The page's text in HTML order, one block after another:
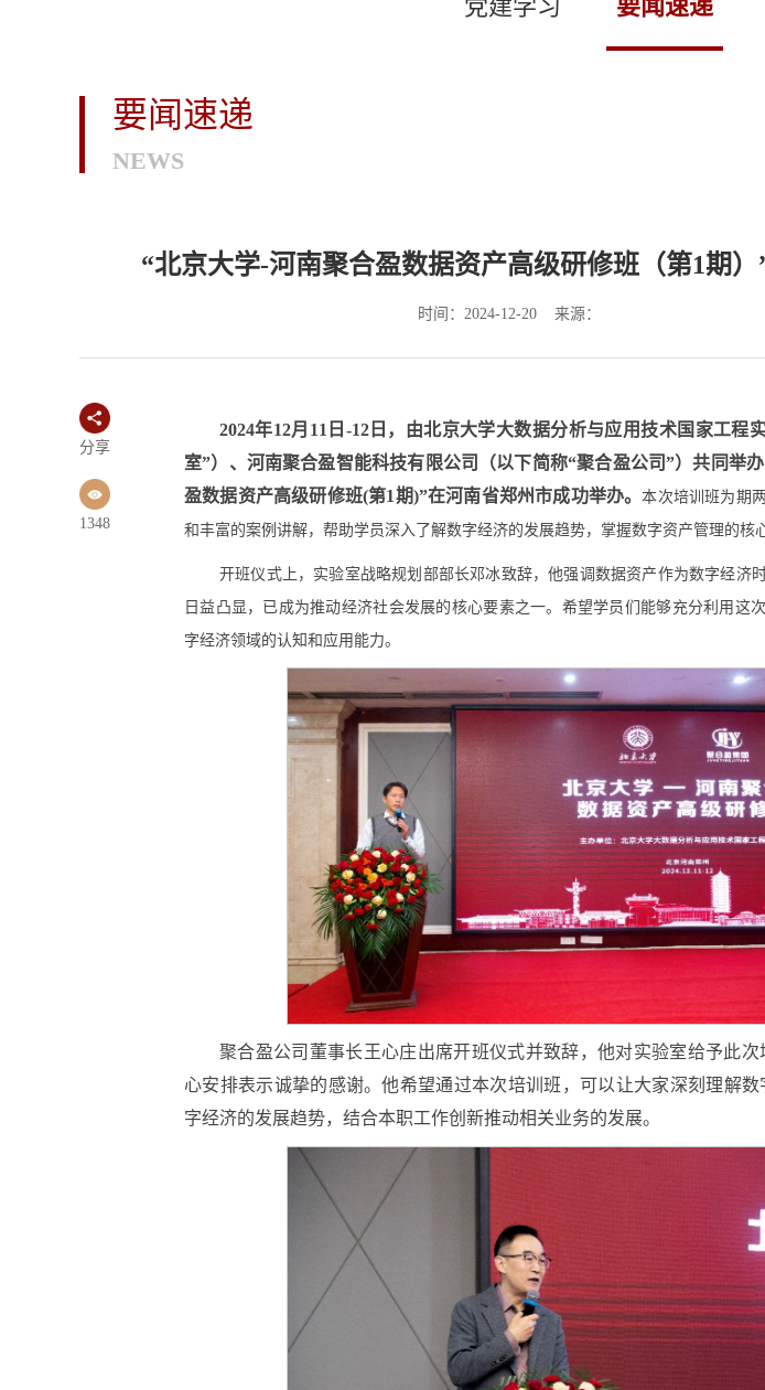
党建学习 要闻速递
要闻速递
NEWS
“北京大学-河南聚合盈数据资产高级研修班（第1期
时间：2024-12-20 来源：
分享
1348
2024年12月11日-12日，由北京大学大数据分析与应用技术国家工程
室”）、河南聚合盈智能科技有限公司（以下简称“聚合盈公司”）共同举
盈数据资产高级研修班(第1期)”在河南省郑州市成功举办。本次培训班为期
和丰富的案例讲解，帮助学员深入了解数字经济的发展趋势，掌握数字资产管理的核
开班仪式上，实验室战略规划部部长邓冰致辞，他强调数据资产作为数字经济
日益凸显，已成为推动经济社会发展的核心要素之一。希望学员们能够充分利用这
字经济领域的认知和应用能力。
聚合盈公司董事长王心庄出席开班仪式并致辞，他对实验室给予此
心安排表示诚挚的感谢。他希望通过本次培训班，可以让大家深刻理解
字经济的发展趋势，结合本职工作创新推动相关业务的发展。